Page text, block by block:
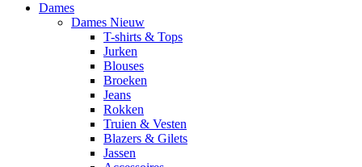
Dames
Dames Nieuw
T-shirts & Tops
Jurken
Blouses
Broeken
Jeans
Rokken
Truien & Vesten
Blazers & Gilets
Jassen